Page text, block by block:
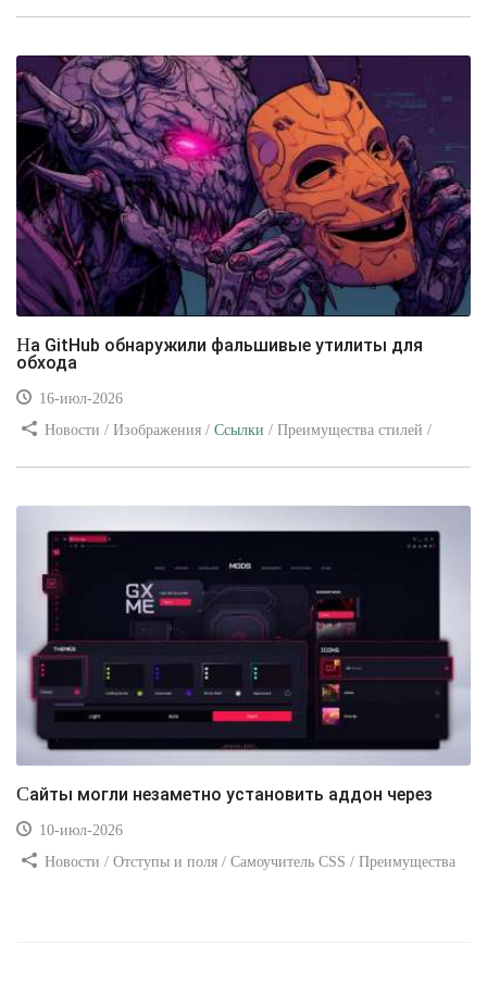
На GitHub обнаружили фальшивые утилиты для
обхода
16-июл-2026
Новости / Изображения / Ссылки / Преимущества стилей /
Сайты могли незаметно установить аддон через
10-июл-2026
Новости / Отступы и поля / Самоучитель CSS / Преимущества